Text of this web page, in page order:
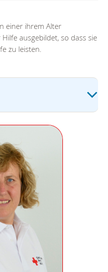
einer ihrem Alter
ausgebildet, so dass sie
zu leisten.